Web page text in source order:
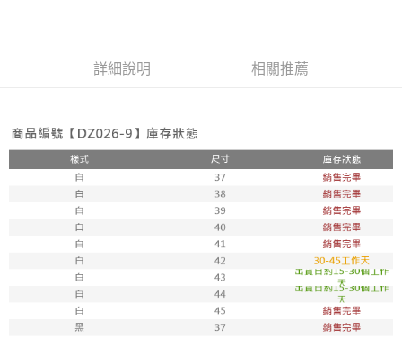
付款後全家取貨
每筆NT$100，滿NT$1,800(含以上)免運費
7-11取貨付款
每筆NT$100，滿NT$1,800(含以上)免運費
付款後711取貨
每筆NT$100，滿NT$1,800(含以上)免運費
詳細說明 相關推薦